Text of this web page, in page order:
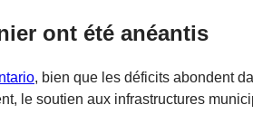
ont été anéantis
, bien que les déficits abondent
le soutien aux infrastructures